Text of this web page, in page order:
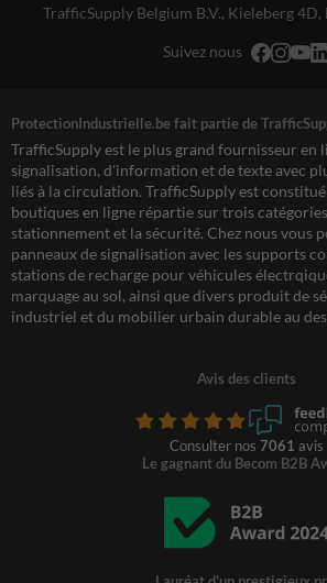
TrafficSupply Belgium B.V., Kieleberg 4D,
Suivez nous
ProtectionIndustrielle.be fait partie de
TrafficSupply est le plus grand fournisseur en
signalisation, d'information et de texte avec
liés à la circulation. TrafficSupply est
boutiques en ligne répartie sur trois
stationnement et la sécurité. Chez nous vous
panneaux de signalisation avec les supports
stations de recharge pour véhicules
marquage au sol, ainsi que divers produit de
industriel et du mobilier urbain durable au
Avis des clients
Consulter nos 7061 avis
Le gagnant du Becom B2B